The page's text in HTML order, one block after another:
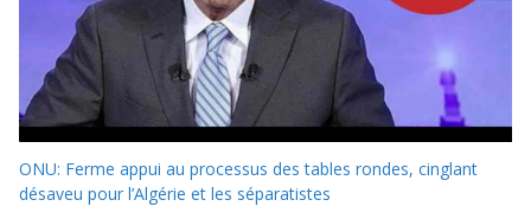
ONU: Ferme appui au processus des tables rondes, cinglant
désaveu pour l’Algérie et les séparatistes